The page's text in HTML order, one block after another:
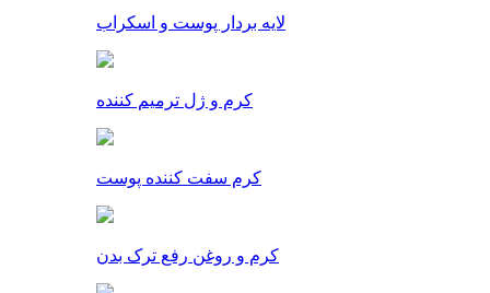
لایه بردار پوست و اسکراب
کرم و ژل ترمیم کننده
کرم سفت کننده پوست
کرم و روغن رفع ترک بدن